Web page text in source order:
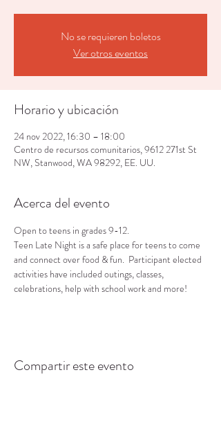
No se requieren boletos
Ver otros eventos
Horario y ubicación
24 nov 2022, 16:30 – 18:00
Centro de recursos comunitarios, 9612 271st St
NW, Stanwood, WA 98292, EE. UU.
Acerca del evento
Open to teens in grades 9-12.
Teen Late Night is a safe place for teens to come
and connect over food & fun.  Participant elected
activities have included outings, classes,
celebrations, help with school work and more!
Compartir este evento